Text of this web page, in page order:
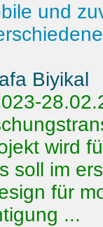
und
Biyikal
wird
soll im
für
...